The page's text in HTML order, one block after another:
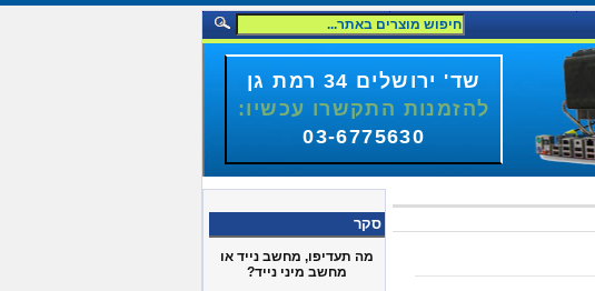
שד' ירושלים 34 רמת גן
להזמנות התקשרו עכשיו:
03-6775630
סקר
מה תעדיפו, מחשב נייד או
מחשב מיני נייד?